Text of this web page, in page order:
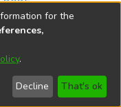
2025
Córdoba
for the
.
Decline That's ok